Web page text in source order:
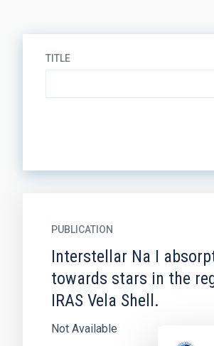
TITLE
PUBLICATION
Interstellar Na I
towards stars in the
IRAS Vela Shell.
Not Available